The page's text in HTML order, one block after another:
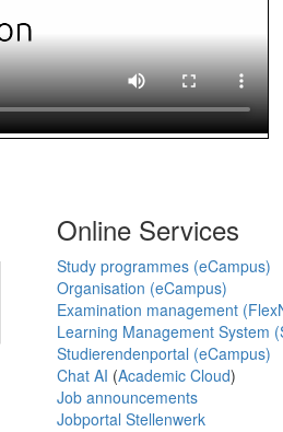
Online Services
Study programmes (eCampus)
Organisation (eCampus)
Examination management
Learning Management System
Studierendenportal (eCampus)
Chat AI (Academic Cloud)
Job announcements
Jobportal Stellenwerk